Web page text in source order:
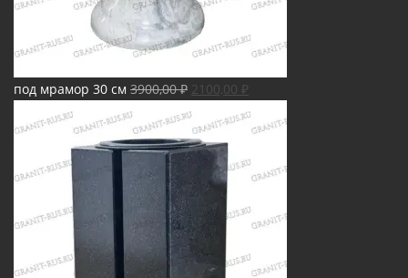
под мрамор 30 см 3900,00₽ Первоначальная
цена
составляла
3900,00 ₽.
2100,00 ₽
цена:
2100,00 ₽.